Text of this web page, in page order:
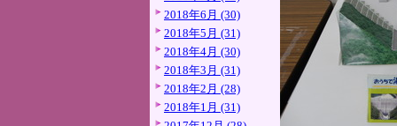
2018年6月 (30)
2018年5月 (31)
2018年4月 (30)
2018年3月 (31)
2018年2月 (28)
2018年1月 (31)